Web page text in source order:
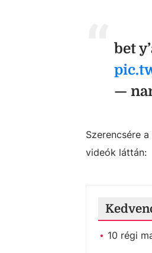
bet
—
Szerencsére
videók láttán:
10 régi